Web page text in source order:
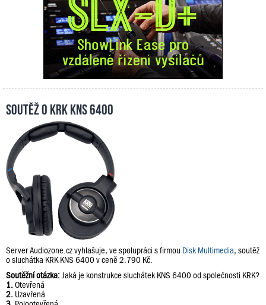
Soutěž o KRK KNS 6400
Server Audiozone.cz vyhlašuje, ve spolupráci s firmou Disk Multimedia, soutěž
o sluchátka KRK KNS 6400 v ceně 2.790 Kč.
Soutěžní otázka:Jaká je konstrukce sluchátek KNS 6400 od společnosti KRK?
1.Otevřená
2. Uzavřená